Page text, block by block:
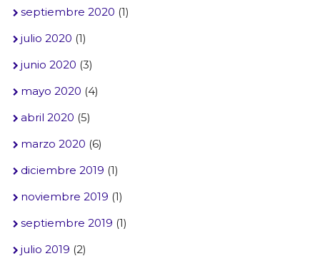
septiembre 2020 (1)
julio 2020 (1)
junio 2020 (3)
mayo 2020 (4)
abril 2020 (5)
marzo 2020 (6)
diciembre 2019 (1)
noviembre 2019 (1)
septiembre 2019 (1)
julio 2019 (2)